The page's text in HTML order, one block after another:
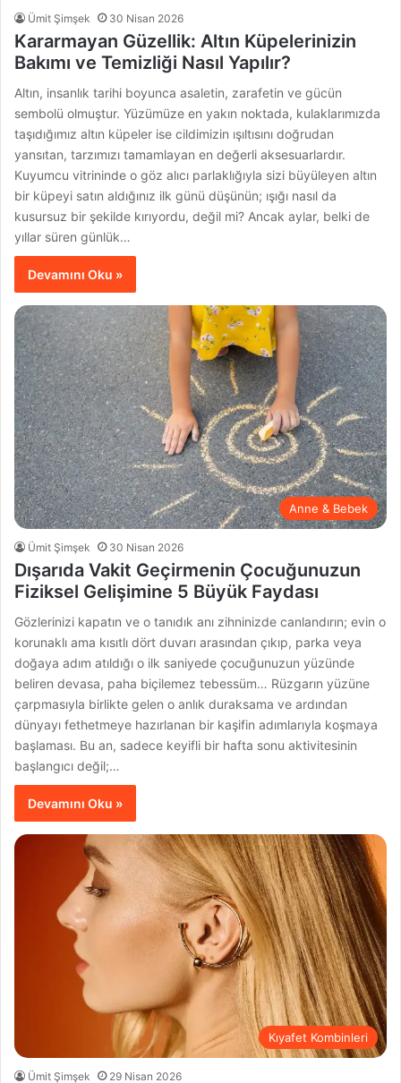
Ümit Şimşek 30 Nisan 2026
Kararmayan Güzellik: Altın Küpelerinizin
Bakımı ve Temizliği Nasıl Yapılır?
Altın, insanlık tarihi boyunca asaletin, zarafetin ve gücün
sembolü olmuştur. Yüzümüze en yakın noktada, kulaklarımızda
taşıdığımız altın küpeler ise cildimizin ışıltısını doğrudan
yansıtan, tarzımızı tamamlayan en değerli aksesuarlardır.
Kuyumcu vitrininde o göz alıcı parlaklığıyla sizi büyüleyen altın
bir küpeyi satın aldığınız ilk günü düşünün; ışığı nasıl da
kusursuz bir şekilde kırıyordu, değil mi? Ancak aylar, belki de
yıllar süren günlük…
Devamını Oku »
Anne & Bebek
Ümit Şimşek 30 Nisan 2026
Dışarıda Vakit Geçirmenin Çocuğunuzun
Fiziksel Gelişimine 5 Büyük Faydası
Gözlerinizi kapatın ve o tanıdık anı zihninizde canlandırın; evin o
korunaklı ama kısıtlı dört duvarı arasından çıkıp, parka veya
doğaya adım atıldığı o ilk saniyede çocuğunuzun yüzünde
beliren devasa, paha biçilemez tebessüm… Rüzgarın yüzüne
çarpmasıyla birlikte gelen o anlık duraksama ve ardından
dünyayı fethetmeye hazırlanan bir kaşifin adımlarıyla koşmaya
başlaması. Bu an, sadece keyifli bir hafta sonu aktivitesinin
başlangıcı değil;…
Devamını Oku »
Kıyafet Kombinleri
Ümit Şimşek 29 Nisan 2026